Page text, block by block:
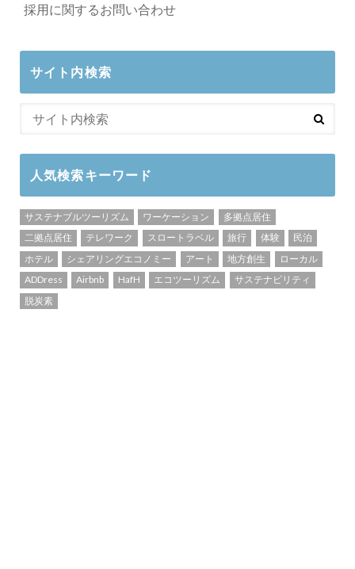
採用に関するお問い合わせ
サイト内検索
人気検索キーワード
サステナブルツーリズム ワーケーション
多拠点居住
二拠点居住
テレワーク スロートラベル 旅行 体験
民泊
ホテル
シェアリングエコノミー アート 地方創生
ローカル
ADDress
Airbnb HafH エコツーリズム
サステナビリティ
脱炭素